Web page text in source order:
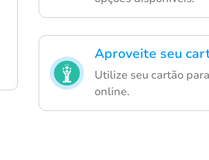
Aproveite seu
Utilize seu cartão
online.